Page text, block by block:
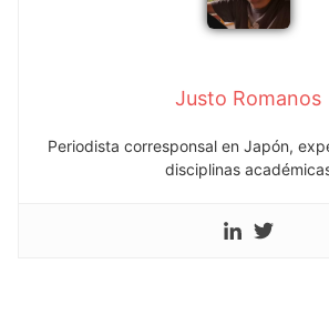
Justo Romanos
Periodista corresponsal en Japón,
disciplinas